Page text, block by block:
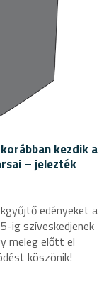
kezdik a
– jelezték
edényeket a
ig szíveskedjenek
meleg előtt el
köszönik!